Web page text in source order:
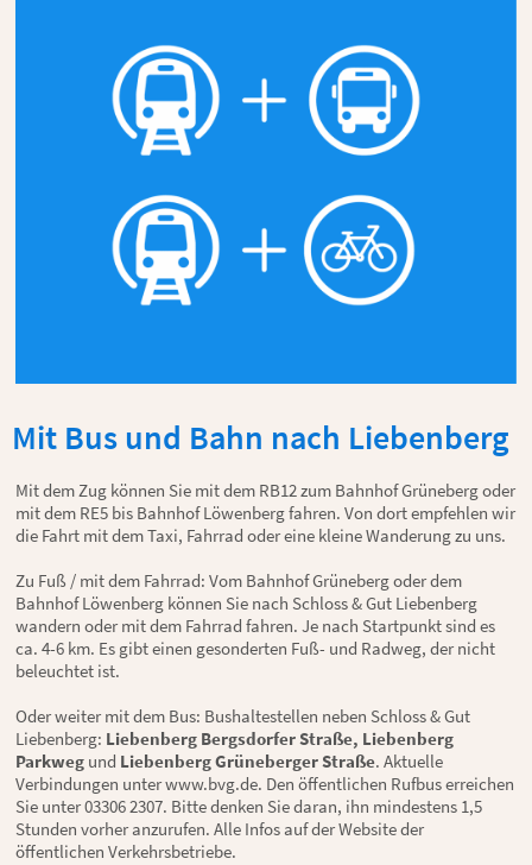
Mit Bus und Bahn nach Liebenberg
Mit dem Zug können Sie mit dem RB12 zum Bahnhof Grüneberg oder
mit dem RE5 bis Bahnhof Löwenberg fahren. Von dort empfehlen wir
die Fahrt mit dem Taxi, Fahrrad oder eine kleine Wanderung zu uns.
Zu Fuß / mit dem Fahrrad: Vom Bahnhof Grüneberg oder dem
Bahnhof Löwenberg können Sie nach Schloss & Gut Liebenberg
wandern oder mit dem Fahrrad fahren. Je nach Startpunkt sind es
ca. 4-6 km. Es gibt einen gesonderten Fuß- und Radweg, der nicht
beleuchtet ist.
Oder weiter mit dem Bus: Bushaltestellen neben Schloss & Gut
Liebenberg: Liebenberg Bergsdorfer Straße, Liebenberg
Parkweg und Liebenberg Grüneberger Straße. Aktuelle
Verbindungen unterwww.bvg.de. Den öffentlichen Rufbus erreichen
Sie unter 03306 2307. Bitte denken Sie daran, ihn mindestens 1,5
Stunden vorher anzurufen. Alle Infos auf der Website der
öffentlichen Verkehrsbetriebe.